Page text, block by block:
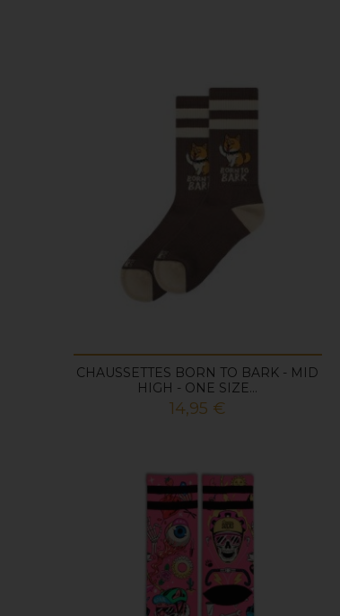
CHAUSSETTES BORN TO BARK - MID
HIGH - ONE SIZE...
Prix
14,95 €